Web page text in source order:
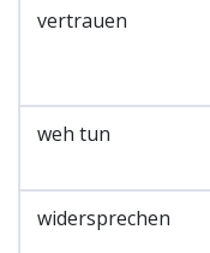
vertrauen
weh tun
widersprechen